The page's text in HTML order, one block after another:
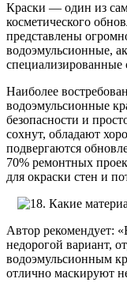
Краски — один из
косметического
представлены
водоэмульсионные,
специализированные
Наиболее
водоэмульсионные
безопасности и
сохнут, обладают
подвергаются
70% ремонтных
для окраски стен и
Автор рекомендует:
недорогой вариант,
водоэмульсионным
отлично маскируют